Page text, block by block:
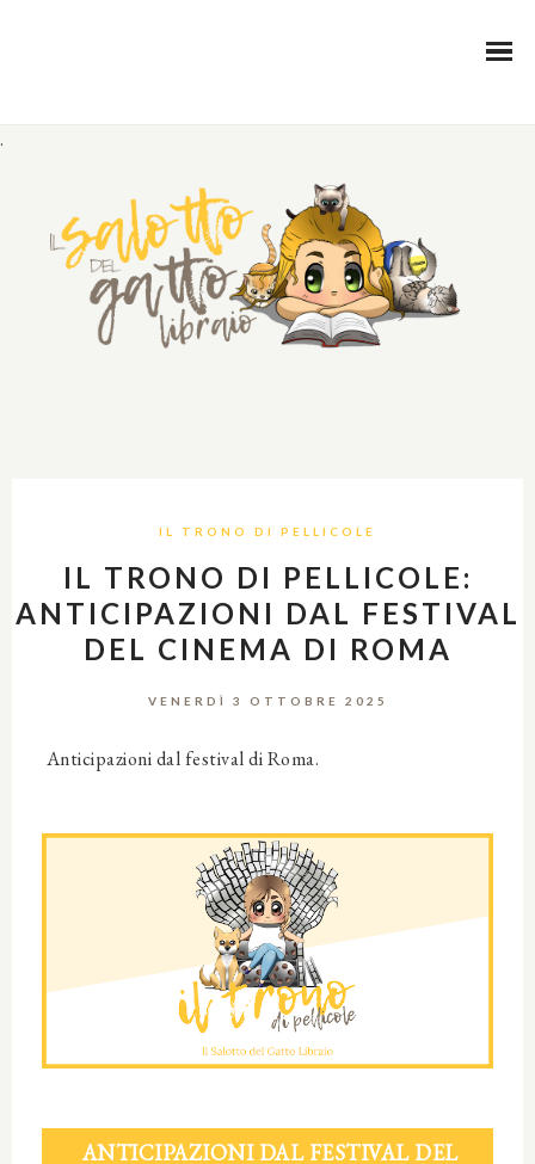
.
IL TRONO DI PELLICOLE
IL TRONO DI PELLICOLE:
ANTICIPAZIONI DAL FESTIVAL
DEL CINEMA DI ROMA
VENERDÌ 3 OTTOBRE 2025
Anticipazioni dal festival di Roma.
ANTICIPAZIONI DAL FESTIVAL DEL